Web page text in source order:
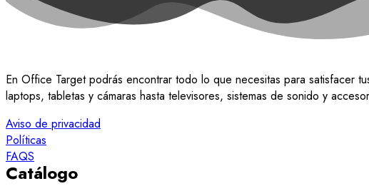
En Office Target podrás encontrar todo lo que necesitas para satisfacer
laptops, tabletas y cámaras hasta televisores, sistemas de sonido y
Aviso de privacidad
Políticas
FAQS
Catálogo